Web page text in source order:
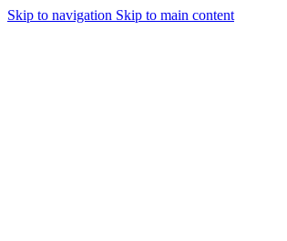
Skip to navigation Skip to main content